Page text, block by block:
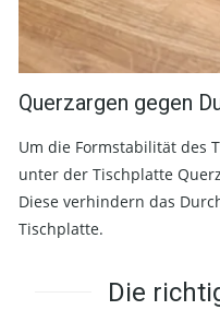
Querzargen gegen
Um die Formstabilität des
unter der Tischplatte
Diese verhindern das
Tischplatte.
Die